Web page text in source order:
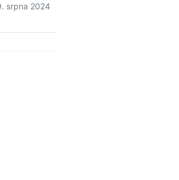
srpna 2024